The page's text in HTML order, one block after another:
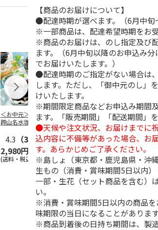
＜お中元＞北海道羊
蹄山名水珈琲ゼリー
4.3 （3）
2,980円
(送料・税込)
＜お中元＞＜ひとと
え＞３層デザートジ
ュレパフェ～国産フ
ルー…
4.7（10）
2,980円
(送料・税込)
＜お中元＞
疋屋＞銀座
個
5.0 （5
3,240円
(送料・税
【商品のお届けについて】
●配達時期が選べます。（6月中旬
※一部商品は、配達希望時期をお
※商品のお届けは、のし指定及び
ます。（6月中旬以降のお申込み
でお届けいたします。）
●配達時期のご指定がない場合は
します。ただし、「御中元のし」
けいたします。
※期間限定商品などお申込み期間
ます。「販売期間」「配送期間」
●天候や注文状況、お届けまでに
込内容に不備等があった場合、お
す。あらかじめご了承ください。
※島しょ（東京都・鹿児島県・沖
生もの（消費・賞味期間5日以内
一部・生花（セット商品を含む）
い。
※消費・賞味期間5日以内の商品
味期限の当日になることがありま
※商品到着後の日持ち期間は、製